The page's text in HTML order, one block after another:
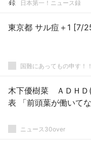
日本第一！ニュース録
東京都 サル痘＋
国難にあってもの申す！！
木下優樹菜 ＡＤＨＤ
表 「前頭葉が働いてな
ニュース30over